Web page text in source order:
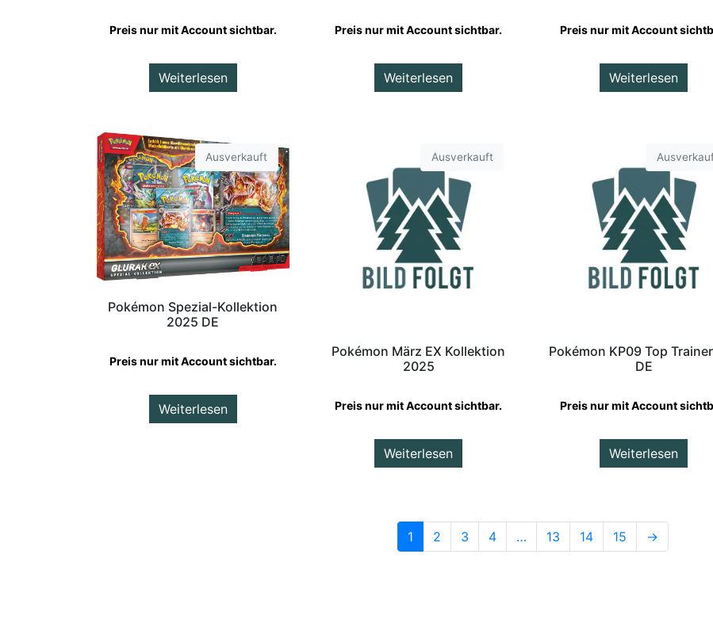
Preis nur mit Account sichtbar.
Weiterlesen
Preis nur mit Account sichtbar.
Weiterlesen
Preis nur mit Account
Weiterlesen
Ausverkauft
Pokémon Spezial-Kollektion
2025 DE
Preis nur mit Account sichtbar.
Weiterlesen
Ausverkauft
Pokémon März EX Kollektion
2025
Preis nur mit Account sichtbar.
Weiterlesen
Pokémon KP09 Top
DE
Preis nur mit Account
Weiterlesen
1 2 3 4 … 13 14 15 →